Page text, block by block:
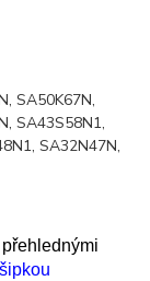
SA50K67N,
SA43S58N1,
SA32N47N,